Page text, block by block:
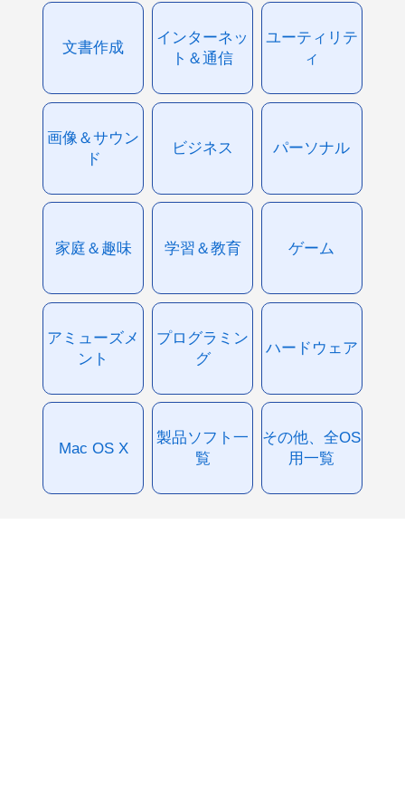
文書作成
インターネッ
ト＆通信
ユーティリテ
ィ
画像＆サウン
ド
ビジネス パーソナル
家庭＆趣味 学習＆教育 ゲーム
アミューズメ
ント
プログラミン
グ
ハードウェア
Mac OS X
製品ソフト一
覧
その他、全OS
用一覧